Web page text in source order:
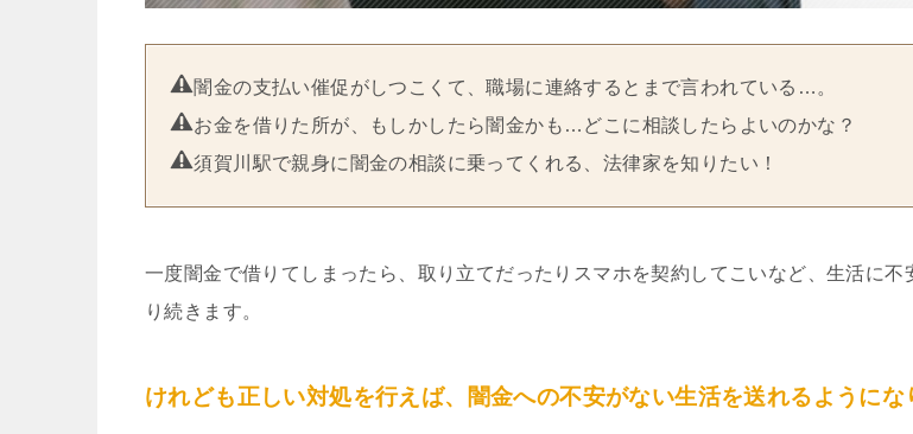
闇金の支払い催促がしつこくて、職場に連絡するとまで言われている…。
お金を借りた所が、もしかしたら闇金かも…どこに相談したらよいのかな？
須賀川駅で親身に闇金の相談に乗ってくれる、法律家を知りたい！
一度闇金で借りてしまったら、取り立てだったりスマホを契約してこいなど、生活に不
り続きます。
けれども正しい対処を行えば、闇金への不安がない生活を送れるようにな